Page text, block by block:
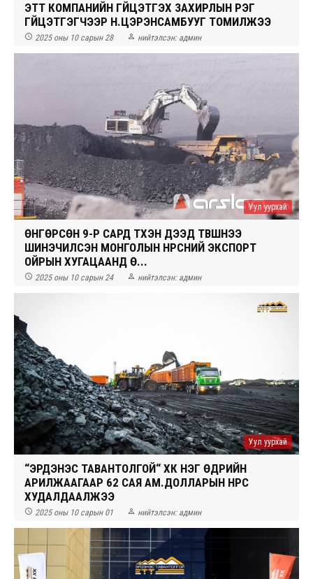
ЭТТ КОМПАНИЙН ГҮЙЦЭТГЭХ ЗАХИРЛЫН ҮҮРЭГ
ГҮЙЦЭТГЭГЧЭЭР Н.ЦЭРЭНСАМБУУГ ТОМИЛЖЭЭ
 2025 оны 10 сарын 28  нийтэлсэн: админ
Уул уурхай
ӨНГӨРСӨН 9-Р САРД ТҮҮХЭН ДЭЭД ТҮВШНЭЭ
ШИНЭЧИЛСЭН МОНГОЛЫН НҮҮРСНИЙ ЭКСПОРТ
ОЙРЫН ХУГАЦААНД Ө...
 2025 оны 10 сарын 24  нийтэлсэн: админ
Уул уурхай
“ЭРДЭНЭС ТАВАНТОЛГОЙ“ ХК НЭГ ӨДРИЙН
АРИЛЖААГААР 62 САЯ АМ.ДОЛЛАРЫН НҮҮРС
ХУДАЛДААЛЖЭЭ
 2025 оны 10 сарын 01  нийтэлсэн: админ